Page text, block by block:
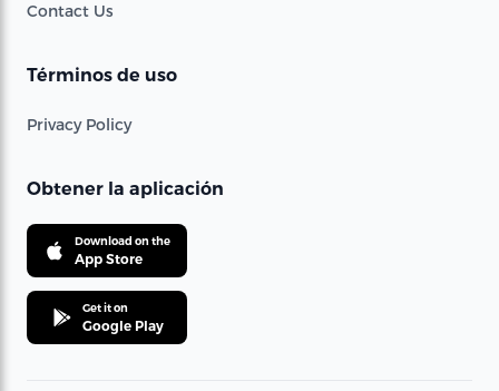
Contact Us
Términos de uso
Privacy Policy
Obtener la aplicación
Download on the
App Store
Get it on
Google Play